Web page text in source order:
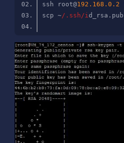
ssh root@192.168 .0 .2
scp ~/.ssh/i